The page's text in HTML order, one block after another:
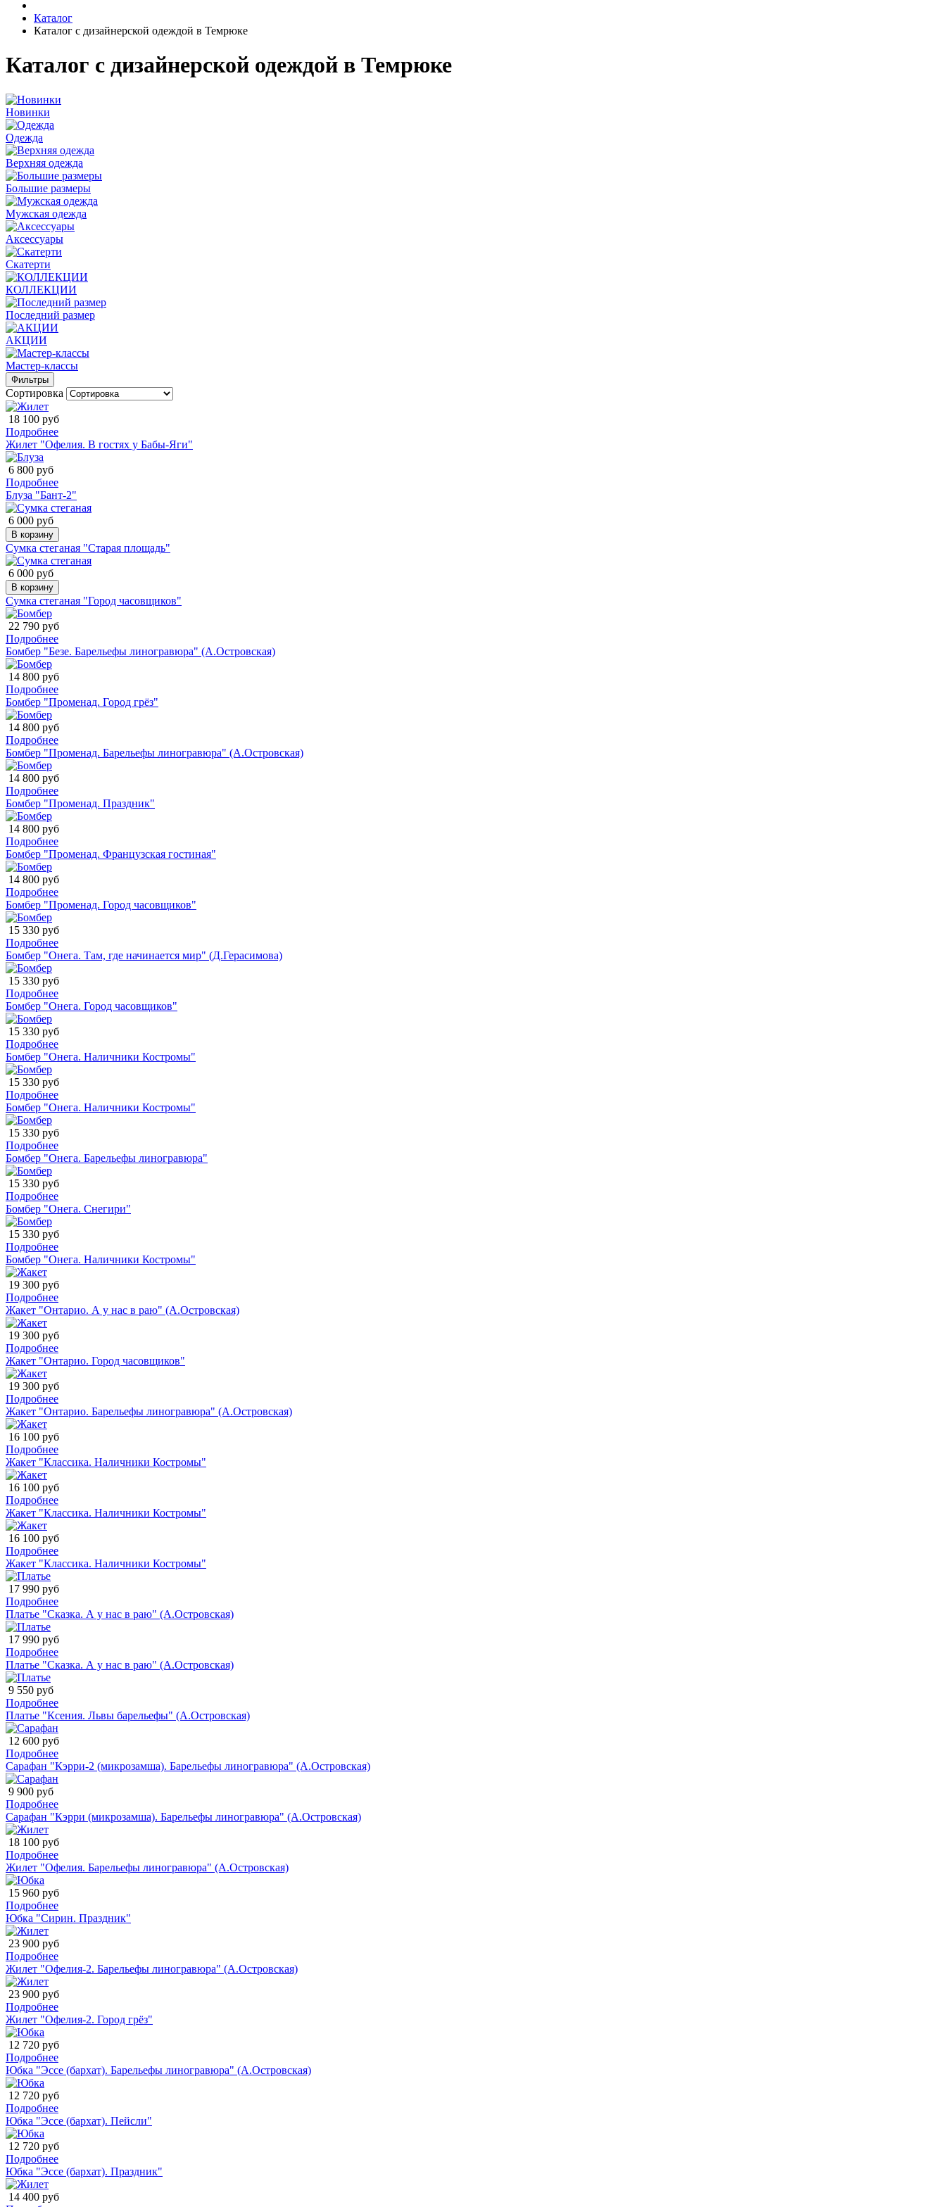
Каталог
Каталог с дизайнерской одеждой в Темрюке
Каталог с дизайнерской одеждой в Темрюке
Новинки
Одежда
Верхняя одежда
Большие размеры
Мужская одежда
Аксессуары
Скатерти
КОЛЛЕКЦИИ
Последний размер
АКЦИИ
Мастер-классы
Фильтры
Сортировка
18 100 руб
Подробнее
Жилет "Офелия. В гостях у Бабы-Яги"
6 800 руб
Подробнее
Блуза "Бант-2"
6 000 руб
В корзину
Сумка стеганая "Старая площадь"
6 000 руб
В корзину
Сумка стеганая "Город часовщиков"
22 790 руб
Подробнее
Бомбер "Безе. Барельефы линогравюра" (А.Островская)
14 800 руб
Подробнее
Бомбер "Променад. Город грёз"
14 800 руб
Подробнее
Бомбер "Променад. Барельефы линогравюра" (А.Островская)
14 800 руб
Подробнее
Бомбер "Променад. Праздник"
14 800 руб
Подробнее
Бомбер "Променад. Французская гостиная"
14 800 руб
Подробнее
Бомбер "Променад. Город часовщиков"
15 330 руб
Подробнее
Бомбер "Онега. Там, где начинается мир" (Д.Герасимова)
15 330 руб
Подробнее
Бомбер "Онега. Город часовщиков"
15 330 руб
Подробнее
Бомбер "Онега. Наличники Костромы"
15 330 руб
Подробнее
Бомбер "Онега. Наличники Костромы"
15 330 руб
Подробнее
Бомбер "Онега. Барельефы линогравюра"
15 330 руб
Подробнее
Бомбер "Онега. Снегири"
15 330 руб
Подробнее
Бомбер "Онега. Наличники Костромы"
19 300 руб
Подробнее
Жакет "Онтарио. А у нас в раю" (А.Островская)
19 300 руб
Подробнее
Жакет "Онтарио. Город часовщиков"
19 300 руб
Подробнее
Жакет "Онтарио. Барельефы линогравюра" (А.Островская)
16 100 руб
Подробнее
Жакет "Классика. Наличники Костромы"
16 100 руб
Подробнее
Жакет "Классика. Наличники Костромы"
16 100 руб
Подробнее
Жакет "Классика. Наличники Костромы"
17 990 руб
Подробнее
Платье "Сказка. А у нас в раю" (А.Островская)
17 990 руб
Подробнее
Платье "Сказка. А у нас в раю" (А.Островская)
9 550 руб
Подробнее
Платье "Ксения. Львы барельефы" (А.Островская)
12 600 руб
Подробнее
Сарафан "Кэрри-2 (микрозамша). Барельефы линогравюра" (А.Островская)
9 900 руб
Подробнее
Сарафан "Кэрри (микрозамша). Барельефы линогравюра" (А.Островская)
18 100 руб
Подробнее
Жилет "Офелия. Барельефы линогравюра" (А.Островская)
15 960 руб
Подробнее
Юбка "Сирин. Праздник"
23 900 руб
Подробнее
Жилет "Офелия-2. Барельефы линогравюра" (А.Островская)
23 900 руб
Подробнее
Жилет "Офелия-2. Город грёз"
12 720 руб
Подробнее
Юбка "Эссе (бархат). Барельефы линогравюра" (А.Островская)
12 720 руб
Подробнее
Юбка "Эссе (бархат). Пейсли"
12 720 руб
Подробнее
Юбка "Эссе (бархат). Праздник"
14 400 руб